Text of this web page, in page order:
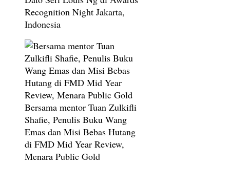
Recognition Night Jakarta,
Indonesia
Bersama mentor Tuan Zulkifli
Shafie, Penulis Buku Wang
Emas dan Misi Bebas Hutang
di FMD Mid Year Review,
Menara Public Gold